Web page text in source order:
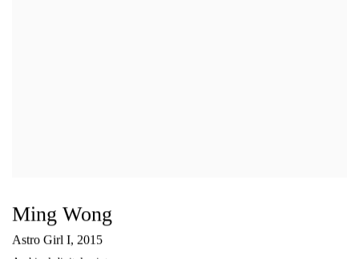
Ming Wong
Astro Girl I, 2015